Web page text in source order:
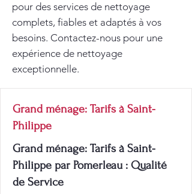
pour des services de nettoyage
complets, fiables et adaptés à vos
besoins. Contactez-nous pour une
expérience de nettoyage
exceptionnelle.
Grand ménage: Tarifs à Saint-
Philippe
Grand ménage: Tarifs à Saint-
Philippe par Pomerleau : Qualité
de Service